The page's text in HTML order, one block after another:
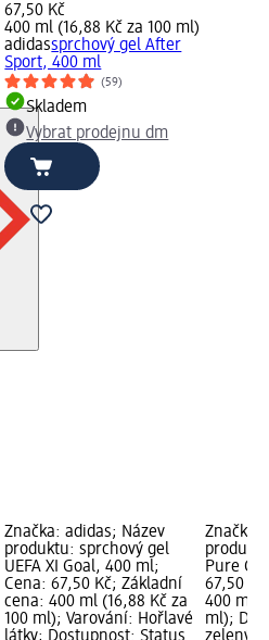
67,50 Kč
400 ml (16,88 Kč za 100 ml)
adidassprchový gel After
Sport, 400 ml
(59)
Skladem
Vybrat prodejnu dm
Značka: adidas; Název
produktu: sprchový gel
UEFA XI Goal, 400 ml;
Cena: 67,50 Kč; Základní
cena: 400 ml (16,88 Kč za
100 ml); Varování: Hořlavé
Značka:
Pure
67,50
400 ml
ml);